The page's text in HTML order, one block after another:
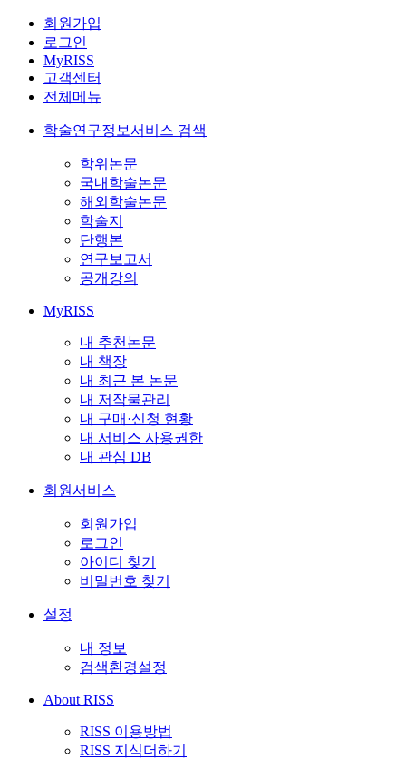
회원가입
로그인
MyRISS
고객센터
전체메뉴
학술연구정보서비스 검색
학위논문
국내학술논문
해외학술논문
학술지
단행본
연구보고서
공개강의
MyRISS
내 추천논문
내 책장
내 최근 본 논문
내 저작물관리
내 구매·신청 현황
내 서비스 사용권한
내 관심 DB
회원서비스
회원가입
로그인
아이디 찾기
비밀번호 찾기
설정
내 정보
검색환경설정
About RISS
RISS 이용방법
RISS 지식더하기